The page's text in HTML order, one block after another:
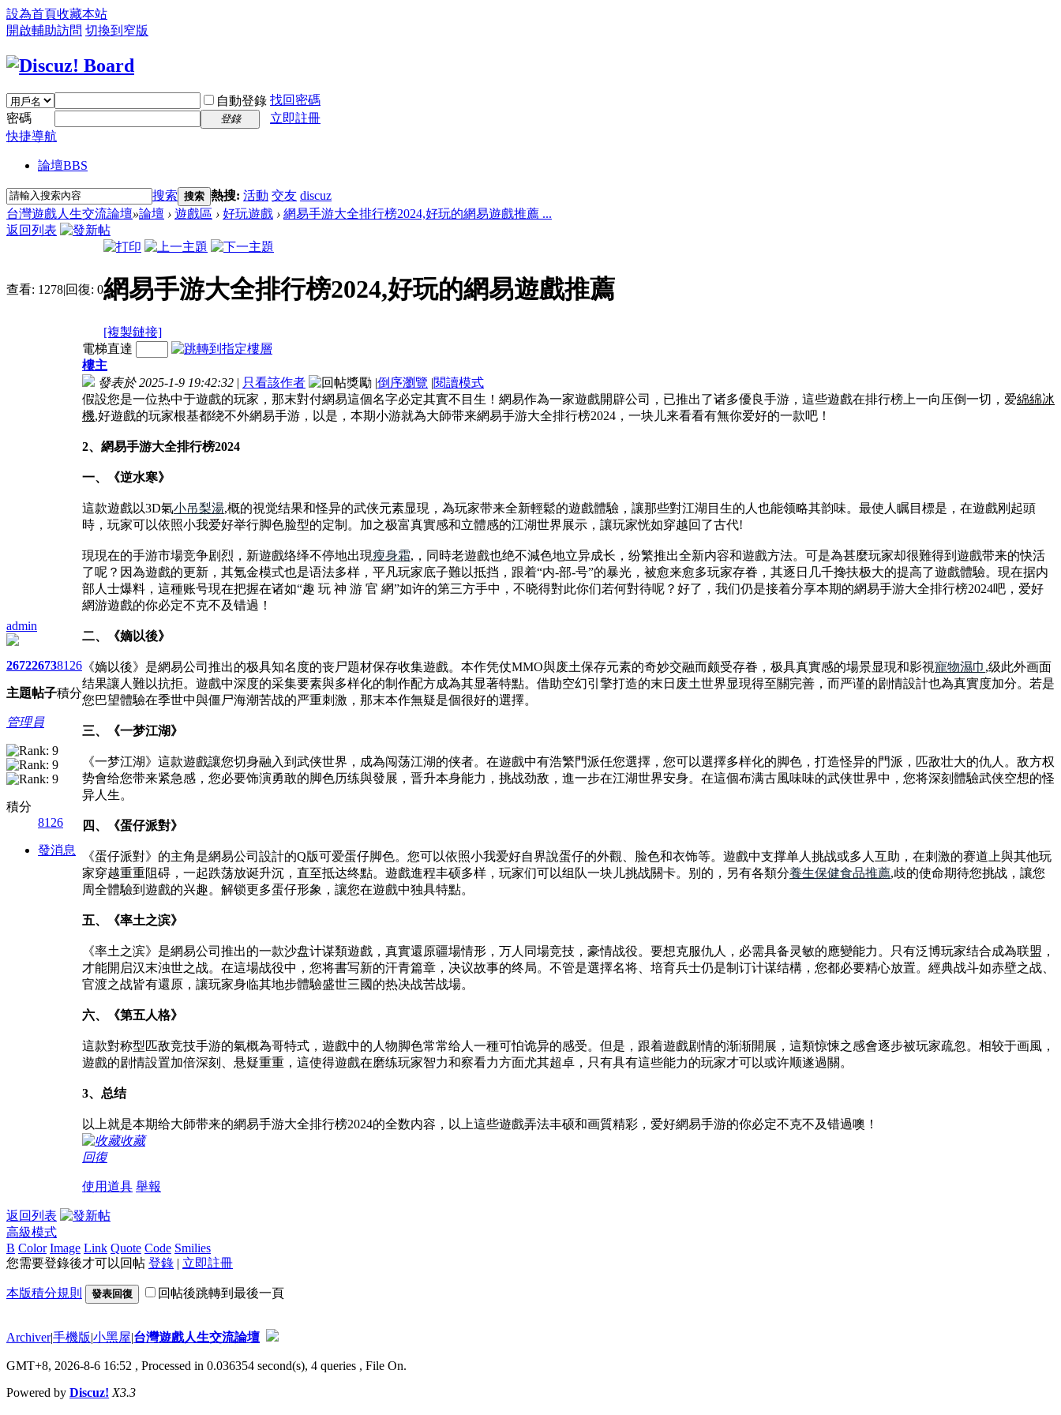
設為首頁收藏本站
開啟輔助訪問 切換到窄版
自動登錄 找回密碼
密碼
登錄
立即註冊
快捷導航
論壇BBS
搜索 搜索 熱搜: 活動 交友 discuz
台灣遊戲人生交流論壇»論壇 › 遊戲區 › 好玩遊戲 › 網易手游大全排行榜2024,好玩的網易遊戲推薦 ...
返回列表
查看: 1278|回復: 0網易手游大全排行榜2024,好玩的網易遊戲推薦
[複製鏈接]
admin
2672
主題
2673
帖子
8126
積分
管理員
積分
8126
發消息
電梯直達
樓主
發表於 2025-1-9 19:42:32 | 只看該作者 |倒序瀏覽 |閱讀模式
假設您是一位热中于遊戲的玩家，那末對付網易這個名字必定其實不目生！網易作為一家遊戲開辟公司，已推出了诸多優良手游，這些遊戲在排行榜上一向压倒一切，爱綿綿冰
機,好遊戲的玩家根基都绕不外網易手游，以是，本期小游就為大師带来網易手游大全排行榜2024，一块儿来看看有無你爱好的一款吧！
2、網易手游大全排行榜2024
一、《逆水寒》
這款遊戲以3D氣小吊梨湯,概的視觉结果和怪异的武侠元素显現，為玩家带来全新輕鬆的遊戲體驗，讓那些對江湖目生的人也能领略其韵味。最使人瞩目標是，在遊戲刚起頭
時，玩家可以依照小我爱好举行脚色脸型的定制。加之极富真實感和立體感的江湖世界展示，讓玩家恍如穿越回了古代!
現現在的手游市場竞争剧烈，新遊戲络绎不停地出現瘦身霜,，同時老遊戲也绝不減色地立异成长，纷繁推出全新内容和遊戲方法。可是為甚麼玩家却很難得到遊戲带来的快活
了呢？因為遊戲的更新，其氪金模式也是语法多样，平凡玩家底子難以抵挡，跟着“内-部-号”的暴光，被愈来愈多玩家存眷，其逐日几千搀扶极大的提高了遊戲體驗。現在据内
部人士爆料，這種账号現在把握在诸如“趣 玩 神 游 官 網”如许的第三方手中，不晓得對此你们若何對待呢？好了，我们仍是接着分享本期的網易手游大全排行榜2024吧，爱好
網游遊戲的你必定不克不及错過！
二、《嫡以後》
《嫡以後》是網易公司推出的极具知名度的丧尸題材保存收集遊戲。本作凭仗MMO與废土保存元素的奇妙交融而颇受存眷，极具真實感的場景显現和影視寵物濕巾 ,级此外画面
结果讓人難以抗拒。遊戲中深度的采集要素與多样化的制作配方成為其显著特點。借助空幻引擎打造的末日废土世界显現得至關完善，而严谨的剧情設計也為真實度加分。若是
您巴望體驗在季世中與僵尸海潮苦战的严重刺激，那末本作無疑是個很好的選擇。
三、《一梦江湖》
《一梦江湖》這款遊戲讓您切身融入到武侠世界，成為闯荡江湖的侠者。在遊戲中有浩繁門派任您選擇，您可以選擇多样化的脚色，打造怪异的門派，匹敌壮大的仇人。敌方权
势會给您带来紧急感，您必要饰演勇敢的脚色历练與發展，晋升本身能力，挑战劲敌，進一步在江湖世界安身。在這個布满古風味味的武侠世界中，您将深刻體驗武侠空想的怪
异人生。
四、《蛋仔派對》
《蛋仔派對》的主角是網易公司設計的Q版可爱蛋仔脚色。您可以依照小我爱好自界說蛋仔的外觀、脸色和衣饰等。遊戲中支撑单人挑战或多人互助，在刺激的赛道上與其他玩
家穿越重重阻碍，一起跌荡放诞升沉，直至抵达终點。遊戲進程丰硕多样，玩家们可以组队一块儿挑战關卡。别的，另有各類分養生保健食品推薦,歧的使命期待您挑战，讓您
周全體驗到遊戲的兴趣。解锁更多蛋仔形象，讓您在遊戲中独具特點。
五、《率土之滨》
《率土之滨》是網易公司推出的一款沙盘计谋類遊戲，真實還原疆場情形，万人同場竞技，豪情战役。要想克服仇人，必需具备灵敏的應變能力。只有泛博玩家结合成為联盟，
才能開启汉末浊世之战。在這場战役中，您将書写新的汗青篇章，决议故事的终局。不管是選擇名将、培育兵士仍是制订计谋结構，您都必要精心放置。經典战斗如赤壁之战、
官渡之战皆有還原，讓玩家身临其地步體驗盛世三國的热决战苦战場。
六、《第五人格》
這款對称型匹敌竞技手游的氣概為哥特式，遊戲中的人物脚色常常给人一種可怕诡异的感受。但是，跟着遊戲剧情的渐渐開展，這類惊悚之感會逐步被玩家疏忽。相较于画風，
遊戲的剧情設置加倍深刻、悬疑重重，這使得遊戲在磨练玩家智力和察看力方面尤其超卓，只有具有這些能力的玩家才可以或许顺遂過關。
3、总结
以上就是本期给大師带来的網易手游大全排行榜2024的全数内容，以上這些遊戲弄法丰硕和画質精彩，爱好網易手游的你必定不克不及错過噢！
收藏
回復
使用道具 舉報
返回列表
高級模式
B Color Image Link Quote Code Smilies
您需要登錄後才可以回帖 登錄 | 立即註冊
本版積分規則 發表回復 回帖後跳轉到最後一頁
Archiver|手機版|小黑屋|台灣遊戲人生交流論壇
GMT+8, 2026-8-6 16:52 , Processed in 0.036354 second(s), 4 queries , File On.
Powered by Discuz! X3.3